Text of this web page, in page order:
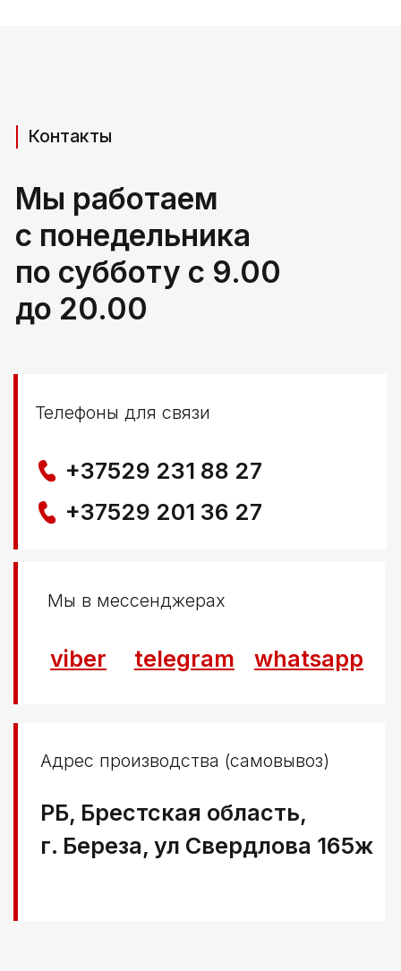
Свидетельство выдано Березовским районным
исполнительным комитетом 29.04.2025
Создание сайта Nastya Gurpa
Адрес производства (самовывоз)
г. Береза, ул Свердлова 165ж